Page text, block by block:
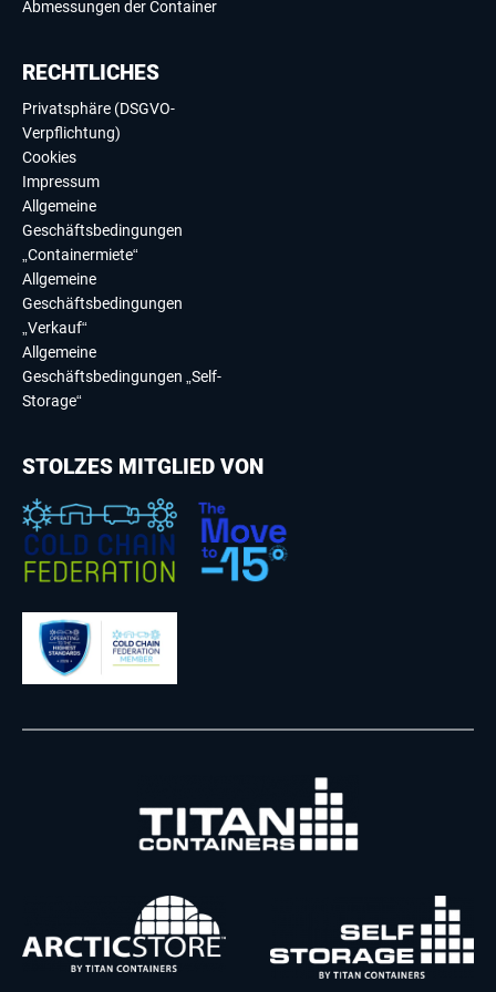
Abmessungen der Container
RECHTLICHES
Privatsphäre (DSGVO-
Verpflichtung)
Cookies
Impressum
Allgemeine
Geschäftsbedingungen
„Containermiete“
Allgemeine
Geschäftsbedingungen
„Verkauf“
Allgemeine
Geschäftsbedingungen „Self-
Storage“
STOLZES MITGLIED VON